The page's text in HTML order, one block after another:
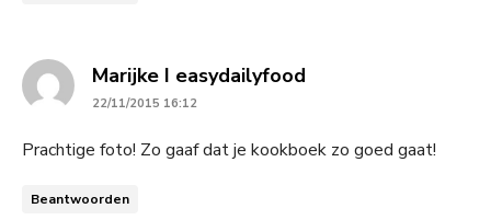
Marijke I easydailyfood
22/11/2015 16:12
Prachtige foto! Zo gaaf dat je kookboek zo goed gaat!
Beantwoorden